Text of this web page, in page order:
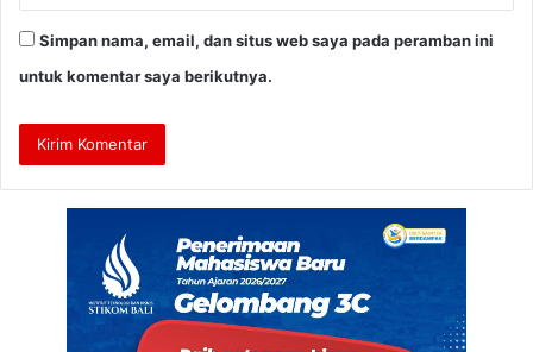
Simpan nama, email, dan situs web saya pada peramban ini
untuk komentar saya berikutnya.